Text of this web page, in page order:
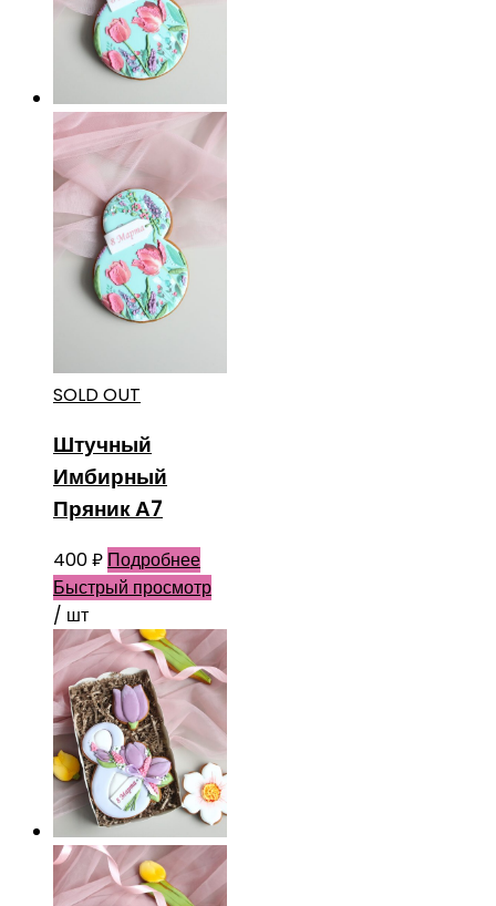
SOLD OUT
Штучный
Имбирный
Пряник А7
400₽ Подробнее
Быстрый просмотр
/ шт